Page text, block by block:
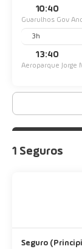
10:40
Guarulhos Gov
3h
13:40
Aeroparque Jorge
1 Seguros
Seguro